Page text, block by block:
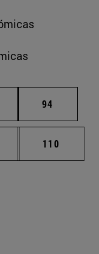
Páginas intermedias
Página
94
Páginas intermedias
Página
110